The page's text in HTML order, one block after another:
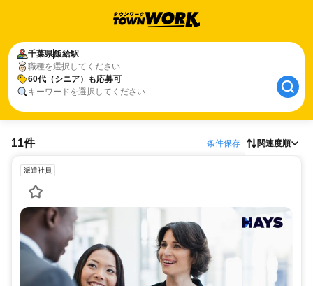
千葉県飯給駅
職種を選択してください
60代（シニア）も応募可
キーワードを選択してください
11件 条件保存 関連度順
派遣社員